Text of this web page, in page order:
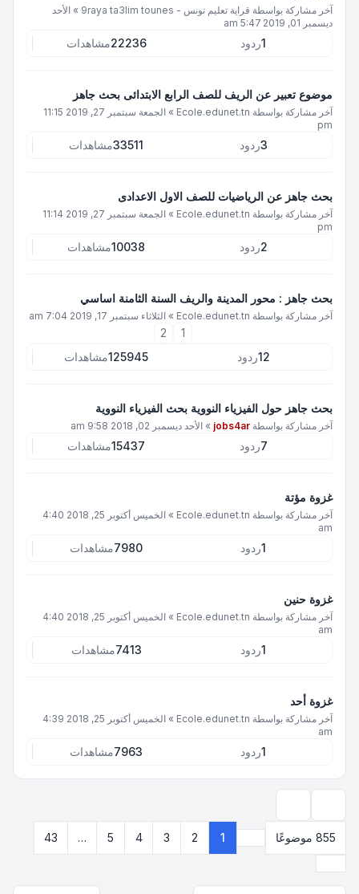
آخر مشاركة بواسطة قراية تعليم تونس - 9raya ta3lim tounes » الأحد
ديسمبر 01, 2019 5:47 am
1ردود 22236مشاهدات
موضوع تعبير عن الريف للصف الرابع الابتدائى بحث جاهز
آخر مشاركة بواسطة Ecole.edunet.tn
»
الجمعة سبتمبر 27, 2019 11:15
pm
3ردود 33511مشاهدات
بحث جاهز عن الرياضيات للصف الاول الاعدادى
آخر مشاركة بواسطة Ecole.edunet.tn
»
الجمعة سبتمبر 27, 2019 11:14
pm
2ردود 10038مشاهدات
بحث جاهز : محور المدينة والريف السنة الثامنة اساسي
آخر مشاركة بواسطة Ecole.edunet.tn
» الثلاثاء سبتمبر 17, 2019 7:04 am
1
2
12ردود 125945مشاهدات
بحث جاهز حول الفيزياء النووية بحث الفيزياء النووية
آخر مشاركة بواسطة jobs4ar
» الأحد ديسمبر 02, 2018 9:58 am
7ردود 15437مشاهدات
غزوة مؤتة
آخر مشاركة بواسطة Ecole.edunet.tn
»
الخميس أكتوبر 25, 2018 4:40
am
1ردود 7980مشاهدات
غزوة حنين
آخر مشاركة بواسطة Ecole.edunet.tn
»
الخميس أكتوبر 25, 2018 4:40
am
1ردود 7413مشاهدات
غزوة أحد
آخر مشاركة بواسطة Ecole.edunet.tn
»
الخميس أكتوبر 25, 2018 4:39
am
1ردود 7963مشاهدات
855 موضوعًا
صفحة1
43 1
2
3
4
5
…
43